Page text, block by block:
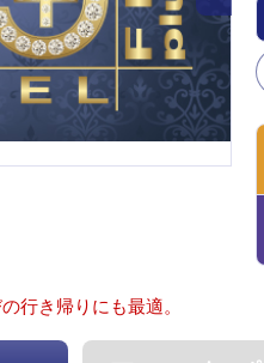
行き帰りにも最適。